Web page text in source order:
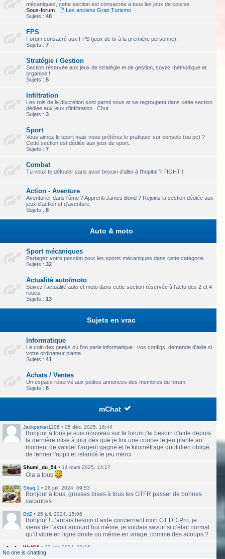
mécaniques, cette section est consacrée à tous les jeux de course.
Sous-forum :
Les anciens Gran Turismo
Sujets : 48
FPS
Forum consacré aux FPS (jeux de tir à la première personne).
Sujets : 7
Stratégie / Gestion
Section réservée aux jeux de stratégie et de gestion, soyez méthodique et
organisé !
Sujets : 5
Infiltration
Les rois de la discrétion sont parmi nous et se regroupent dans cette section
dédiée aux jeux d'infiltration.. Chut...
Sujets : 3
Sport
Vous aimez le sport mais vous préférez le pratiquer sur console (ou pc) ?
Cette section est dédiée aux jeux de sport.
Sujets : 7
Combat
Tu veux te défouler sans avoir besoin d'aller à l'hopital ? FIGHT !
Action - Aventure
Aventurier dans l'âme ? Apprenti James Bond ? Rejoins la section dédiée aux
jeux d'action et d'aventure.
Sujets : 8
Auto & moto
Sport mécaniques
Partagez votre passion pour les sports mécaniques dans cette catégorie.
Sujets : 32
Actualité auto/moto
Suivez l'actualité auto et moto dans cette section réservée à l'actu des 2 et 4
roues.
Sujets : 13
Sujets en vrac
Informatique
Le coin des geeks où l'on parle informatique : vos configs, demande d'aide si
votre ordinateur plante...
Sujets : 41
Achats / Ventes
Un espace réservé aux petites annonces des membres du forum.
Sujets : 8
mChat
Jackparker1106 • 05 déc. 2025, 16:44
Bonjour à tous je suis nouveau sur le forum j'ai besoin d'aide depuis
la dernière mise à jour dès que je fini une course le jeu plante au
moment de valider l'argent gagné et le kilométrage quotidien obligé
de fermer l'appli et relancé le jeu merci
Shumi_du_54 • 14 mars 2025, 14:17
Ola a tous
Sitaq 1 • 26 juil. 2024, 09:53
Bonjour à tous, grosses bises à tous les GTFR passer de bonnes
vacances
BriZ • 25 juil. 2024, 15:06
Bonjour ! J’aurais besoin d’aide concernant mon GT DD Pro, je
viens de l’avoir aujourd’hui même, je voulais savoir si c’était normal
qu’il vibre en ligne droite ou même en virage, comme des acoups ?
Wolf18 • 23 juin 2024, 22:15
Le site a l'air de nouveau actif
No one is chatting